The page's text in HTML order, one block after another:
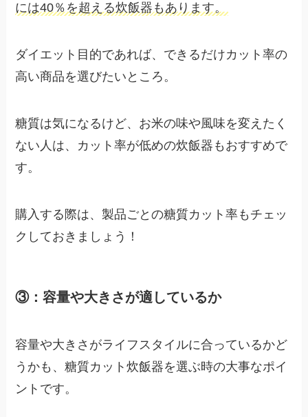
には40％を超える炊飯器もあります。
ダイエット目的であれば、できるだけカット率の
高い商品を選びたいところ。
糖質は気になるけど、お米の味や風味を変えたく
ない人は、カット率が低めの炊飯器もおすすめで
す。
購入する際は、製品ごとの糖質カット率もチェッ
クしておきましょう！
③：容量や大きさが適しているか
容量や大きさがライフスタイルに合っているかど
うかも、糖質カット炊飯器を選ぶ時の大事なポイ
ントです。